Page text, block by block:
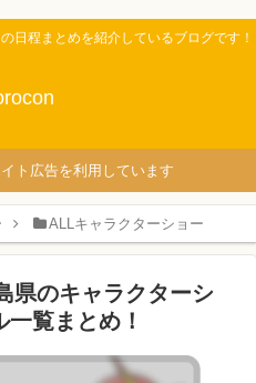
日程まとめを紹介しているブログです！
ト広告を利用しています
ALLキャラクターショー
県のキャラクターシ
覧まとめ！